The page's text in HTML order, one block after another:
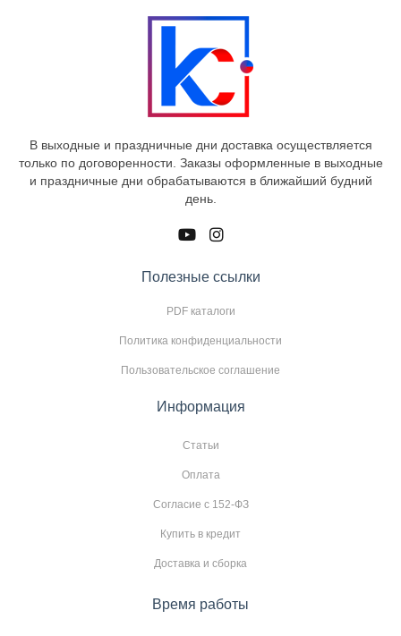
В выходные и праздничные дни доставка осуществляется
только по договоренности. Заказы оформленные в выходные
и праздничные дни обрабатываются в ближайший будний
день.
Полезные ссылки
PDF каталоги
Политика конфиденциальности
Пользовательское соглашение
Информация
Статьи
Оплата
Согласие с 152-ФЗ
Купить в кредит
Доставка и сборка
Время работы